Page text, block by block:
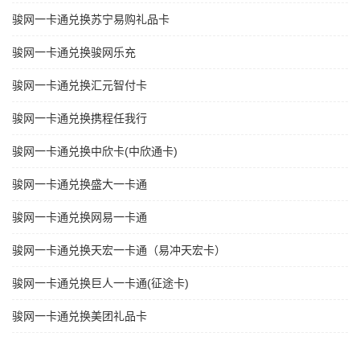
骏网一卡通兑换苏宁易购礼品卡
骏网一卡通兑换骏网乐充
骏网一卡通兑换汇元智付卡
骏网一卡通兑换携程任我行
骏网一卡通兑换中欣卡(中欣通卡)
骏网一卡通兑换盛大一卡通
骏网一卡通兑换网易一卡通
骏网一卡通兑换天宏一卡通（易冲天宏卡）
骏网一卡通兑换巨人一卡通(征途卡)
骏网一卡通兑换美团礼品卡